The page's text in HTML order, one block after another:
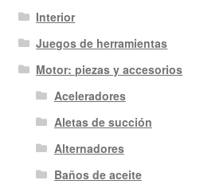
Interior
Juegos de herramientas
Motor: piezas y accesorios
Aceleradores
Aletas de succión
Alternadores
Baños de aceite